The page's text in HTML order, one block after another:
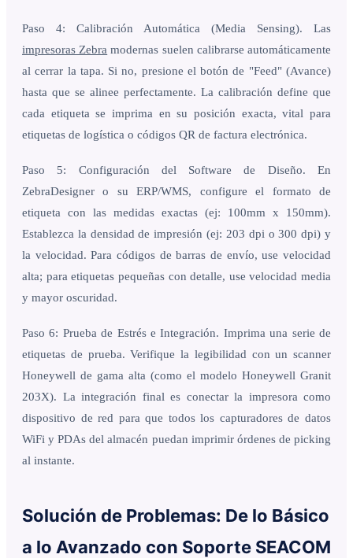
Paso 4: Calibración Automática (Media Sensing). Las
impresoras Zebra modernas suelen calibrarse automáticamente
al cerrar la tapa. Si no, presione el botón de "Feed" (Avance)
hasta que se alinee perfectamente. La calibración define que
cada etiqueta se imprima en su posición exacta, vital para
etiquetas de logística o códigos QR de factura electrónica.
Paso 5: Configuración del Software de Diseño. En
ZebraDesigner o su ERP/WMS, configure el formato de
etiqueta con las medidas exactas (ej: 100mm x 150mm).
Establezca la densidad de impresión (ej: 203 dpi o 300 dpi) y
la velocidad. Para códigos de barras de envío, use velocidad
alta; para etiquetas pequeñas con detalle, use velocidad media
y mayor oscuridad.
Paso 6: Prueba de Estrés e Integración. Imprima una serie de
etiquetas de prueba. Verifique la legibilidad con un scanner
Honeywell de gama alta (como el modelo Honeywell Granit
203X). La integración final es conectar la impresora como
dispositivo de red para que todos los capturadores de datos
WiFi y PDAs del almacén puedan imprimir órdenes de picking
al instante.
Solución de Problemas: De lo Básico
a lo Avanzado con Soporte SEACOM